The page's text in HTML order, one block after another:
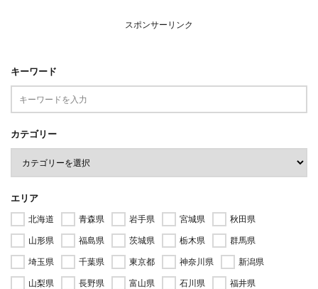
スポンサーリンク
キーワード
カテゴリー
エリア
北海道 青森県 岩手県 宮城県
秋田県
山形県
福島県 茨城県 栃木県
群馬県
埼玉県
千葉県 東京都 神奈川県
新潟県
山梨県
長野県 富山県 石川県
福井県